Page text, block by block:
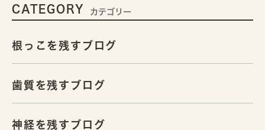
CATEGORY カテゴリー
根っこを残すブログ
歯質を残すブログ
神経を残すブログ